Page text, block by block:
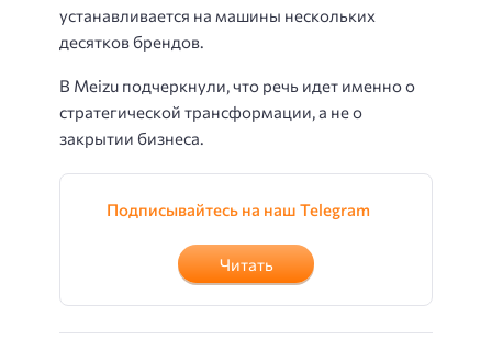
устанавливается на машины нескольких
десятков брендов.
В Meizu подчеркнули, что речь идет именно о
стратегической трансформации, а не о
закрытии бизнеса.
Подписывайтесь на наш Telegram
Читать